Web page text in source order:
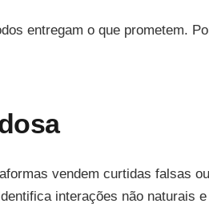
entregam o que prometem.
vendem curtidas falsas
interações não naturais